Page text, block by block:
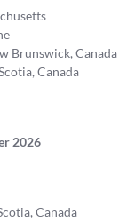
Brunswick, Canada
Canada
2026
Canada